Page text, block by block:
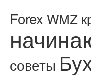
Forex WMZ
советы